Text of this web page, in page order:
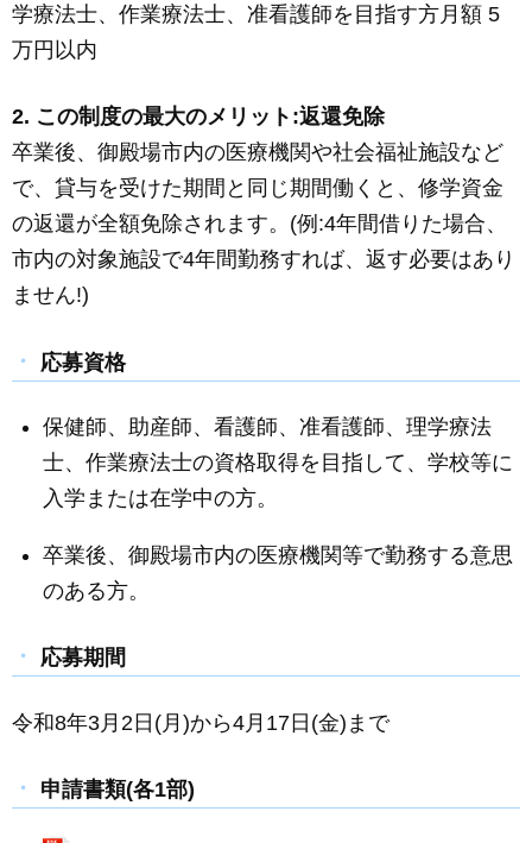
学療法士、作業療法士、准看護師を目指す方月額 5
万円以内
2. この制度の最大のメリット:返還免除
卒業後、御殿場市内の医療機関や社会福祉施設など
で、貸与を受けた期間と同じ期間働くと、修学資金
の返還が全額免除されます。(例:4年間借りた場合、
市内の対象施設で4年間勤務すれば、返す必要はあり
ません!)
応募資格
保健師、助産師、看護師、准看護師、理学療法
士、作業療法士の資格取得を目指して、学校等に
入学または在学中の方。
卒業後、御殿場市内の医療機関等で勤務する意思
のある方。
応募期間
令和8年3月2日(月)から4月17日(金)まで
申請書類(各1部)